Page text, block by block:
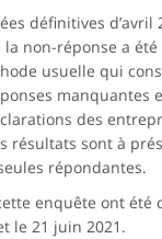
définitives d’avril
non-réponse a
usuelle qui
manquantes
des
résultats sont à
répondantes.
enquête ont été
le 21 juin 2021.